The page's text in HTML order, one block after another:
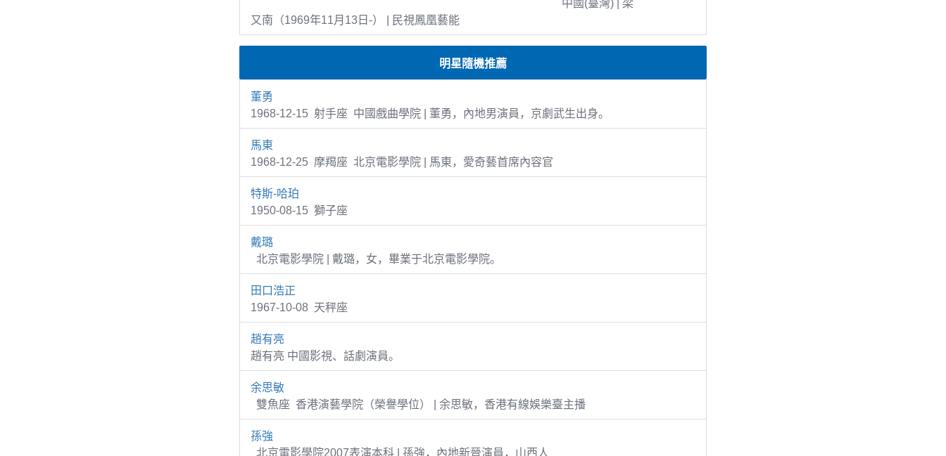
中國(臺灣) | 梁
又南（1969年11月13日-） | 民視鳳凰藝能
明星隨機推薦
董勇
1968-12-15 射手座 中國戲曲學院 | 董勇，內地男演員，京劇武生出身。
馬東
1968-12-25 摩羯座 北京電影學院 | 馬東，愛奇藝首席內容官
特斯-哈珀
1950-08-15 獅子座
戴璐
北京電影學院 | 戴璐，女，畢業于北京電影學院。
田口浩正
1967-10-08 天秤座
趙有亮
趙有亮 中國影視、話劇演員。
余思敏
雙魚座 香港演藝學院（榮譽學位） | 余思敏，香港有線娛樂臺主播
孫強
北京電影學院2007表演本科 | 孫強，內地新晉演員，山西人